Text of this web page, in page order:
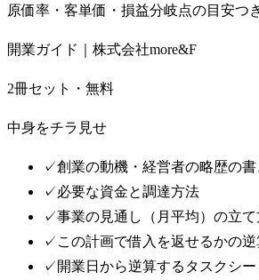
原価率・客単価・損益分岐点の目安つ
開業ガイド｜株式会社more&F
2冊セット・無料
中身をチラ見せ
✓創業の動機・経営者の略歴の
✓必要な資金と調達方法
✓事業の見通し（月平均）の立て
✓ この計画で借入を返せるかの逆
✓ 開業日から逆算するタスクシー